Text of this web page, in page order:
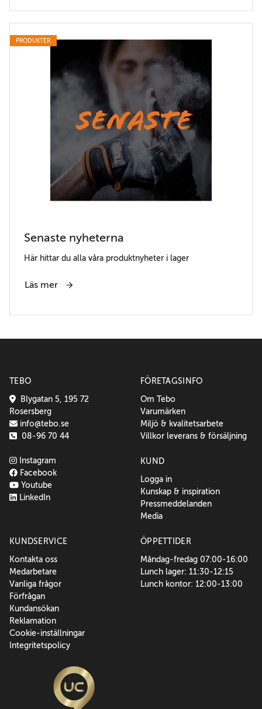
PRODUKTER
Senaste nyheterna
Här hittar du alla våra produktnyheter i lager
Läs mer
TEBO
Blygatan 5, 195 72
Rosersberg
info@tebo.se
08-96 70 44
Instagram
Facebook
Youtube
LinkedIn
FÖRETAGSINFO
Om Tebo
Varumärken
Miljö & kvalitetsarbete
Villkor leverans & försäljning
KUND
Logga in
Kunskap & inspiration
Pressmeddelanden
Media
KUNDSERVICE
Kontakta oss
Medarbetare
Vanliga frågor
Förfrågan
Kundansökan
Reklamation
Cookie-inställningar
Integritetspolicy
ÖPPETTIDER
Måndag-fredag 07:00-16:00
Lunch lager: 11:30-12:15
Lunch kontor: 12:00-13:00